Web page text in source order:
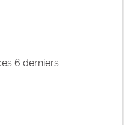
6 derniers